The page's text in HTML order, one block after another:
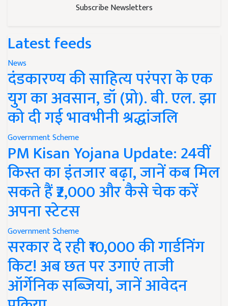
Subscribe Newsletters
Latest feeds
News
दंडकारण्य की साहित्य परंपरा के एक
युग का अवसान, डॉ (प्रो). बी. एल. झा
को दी गई भावभीनी श्रद्धांजलि
Government Scheme
PM Kisan Yojana Update: 24वीं
किस्त का इंतजार बढ़ा, जानें कब मिल
सकते हैं ₹2,000 और कैसे चेक करें
अपना स्टेटस
Government Scheme
सरकार दे रही ₹10,000 की गार्डनिंग
किट! अब छत पर उगाएं ताजी
ऑर्गेनिक सब्जियां, जानें आवेदन